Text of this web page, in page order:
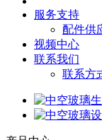
服务支持
配件供
视频中心
联系我们
联系方